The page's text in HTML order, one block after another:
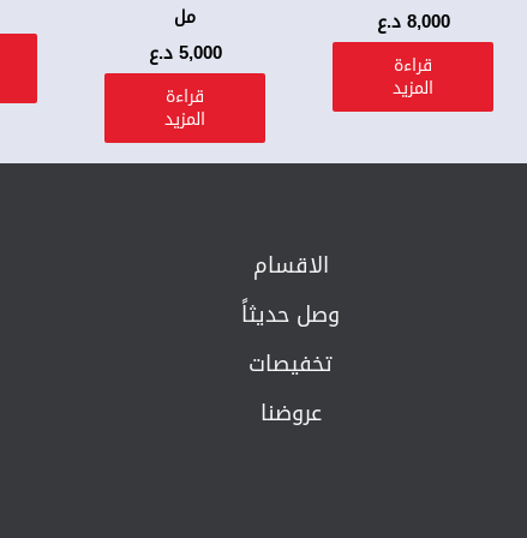
8,000د.ع
قراءة
المزيد
مل
5,000د.ع
قراءة
المزيد
الاقسام
وصل حديثاً
تخفيصات
عروضنا